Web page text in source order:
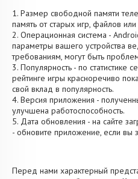
1. Размер свободной памяти
память от старых игр, файлов
2. Операционная система -
параметры вашего устройства
требованиям, могут быть
3. Популярность - по статистике
рейтинге игры красноречиво
свой вклад в популярность.
4. Версия приложения -
улучшена работоспособность.
5. Дата обновления - на сайте
- обновите приложение, если вы
Перед нами характерный